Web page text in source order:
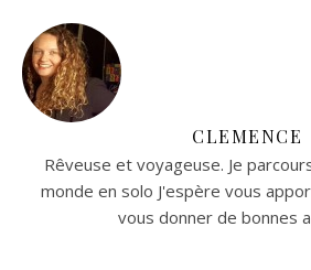
CLEMENCE
Rêveuse et voyageuse. Je
monde en solo J'espère vous
vous donner de bonnes